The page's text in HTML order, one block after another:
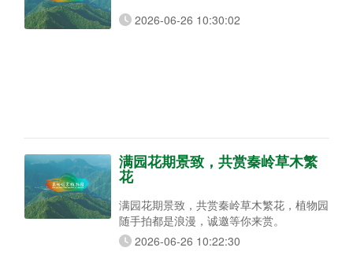
2026-06-26 10:30:02
满园花期景致，共赏秦岭草木繁
花
满园花期景致，共赏秦岭草木繁花，植物园
随手拍都是浪漫，诚邀等你来赏。
2026-06-26 10:22:30